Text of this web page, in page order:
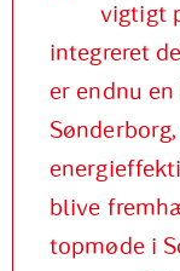
vigtigt
integreret
er endnu
blive
topmøde i